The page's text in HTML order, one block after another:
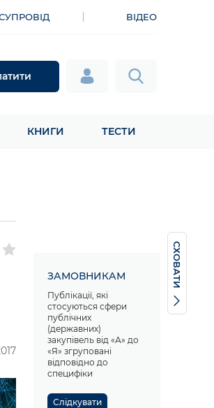
ВІДЕО
КНИГИ ТЕСТИ
ЗАМОВНИКАМ
Публікації, які
стосуються сфери
публічних
(державних)
закупівель від «А» до
«Я» згруповані
відповідно до
специфіки
Слідкувати
СХОВАТИ